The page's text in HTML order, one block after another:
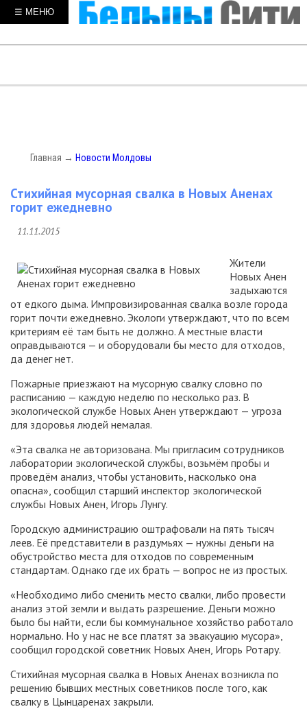
☰ МЕНЮ
Главная → Новости Молдовы
Стихийная мусорная свалка в Новых Аненах
горит ежедневно
11.11.2015
Жители
Новых Анен
задыхаются
от едкого дыма. Импровизированная свалка возле города
горит почти ежедневно. Экологи утверждают, что по всем
критериям её там быть не должно. А местные власти
оправдываются — и оборудовали бы место для отходов,
да денег нет.
Пожарные приезжают на мусорную свалку словно по
расписанию — каждую неделю по несколько раз. В
экологической службе Новых Анен утверждают — угроза
для здоровья людей немалая.
«Эта свалка не авторизована. Мы пригласим сотрудников
лаборатории экологической службы, возьмём пробы и
проведём анализ, чтобы установить, насколько она
опасна», сообщил старший инспектор экологической
службы Новых Анен, Игорь Лунгу.
Городскую администрацию оштрафовали на пять тысяч
леев. Её представители в раздумьях — нужны деньги на
обустройство места для отходов по современным
стандартам. Однако где их брать — вопрос не из простых.
«Необходимо либо сменить место свалки, либо провести
анализ этой земли и выдать разрешение. Деньги можно
было бы найти, если бы коммунальное хозяйство работало
нормально. Но у нас не все платят за эвакуацию мусора»,
сообщил городской советник Новых Анен, Игорь Ротару.
Стихийная мусорная свалка в Новых Аненах возникла по
решению бывших местных советников после того, как
свалку в Цынцаренах закрыли.